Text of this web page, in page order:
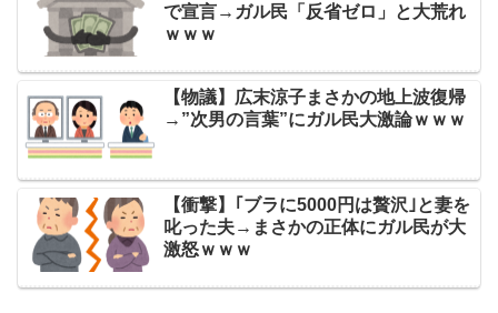
で宣言→ガル民「反省ゼロ」と大荒れ
ｗｗｗ
【物議】広末涼子まさかの地上波復帰
→”次男の言葉”にガル民大激論ｗｗｗ
【衝撃】｢ブラに5000円は贅沢｣と妻を
叱った夫→まさかの正体にガル民が大
激怒ｗｗｗ